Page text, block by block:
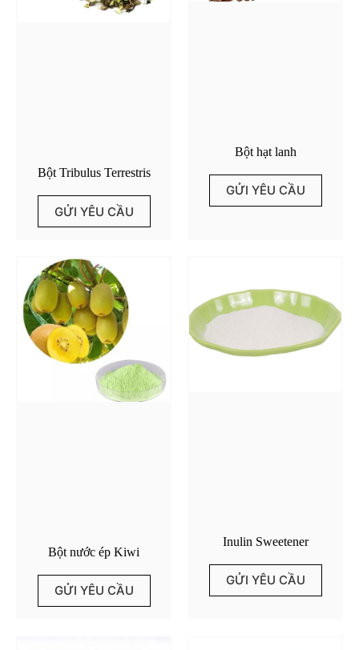
Bột Tribulus Terrestris
GỬI YÊU CẦU
Bột hạt lanh
GỬI YÊU CẦU
Bột nước ép Kiwi
GỬI YÊU CẦU
Inulin Sweetener
GỬI YÊU CẦU